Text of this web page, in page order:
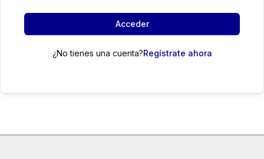
Acceder
¿No tienes una cuenta?Regístrate ahora